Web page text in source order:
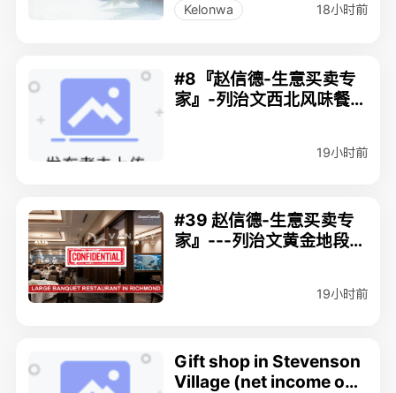
Kelonwa 18小时前
#8『赵信德-生意买卖专
家』-列治文西北风味餐
19小时前
#39 赵信德-生意买卖专
家』---列治文黄金地段
19小时前
Gift shop in Stevenson
Village (net income ove